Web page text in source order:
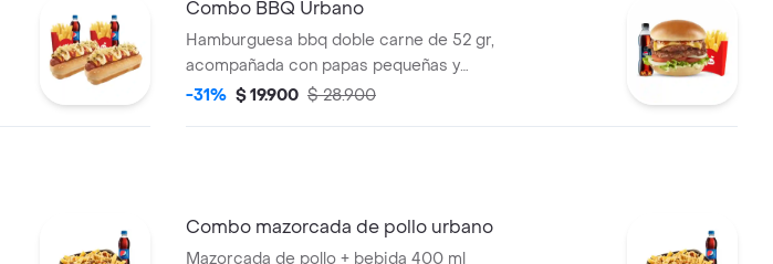
Combo BBQ Urbano
Hamburguesa bbq doble carne de 52 gr,
acompañada con papas pequeñas y
bebida pet de 400 ml.
-31% $ 19.900 $ 28.900
Combo mazorcada de pollo urbano
Mazorcada de pollo + bebida 400 ml